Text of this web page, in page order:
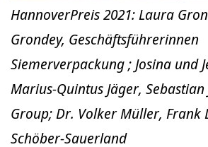
HannoverPreis 2021: Laura
Grondey, Geschäftsführerinnen
Siemerverpackung ; Josina und
Marius-Quintus Jäger, Sebastian
Group; Dr. Volker Müller, Frank
Schöber-Sauerland